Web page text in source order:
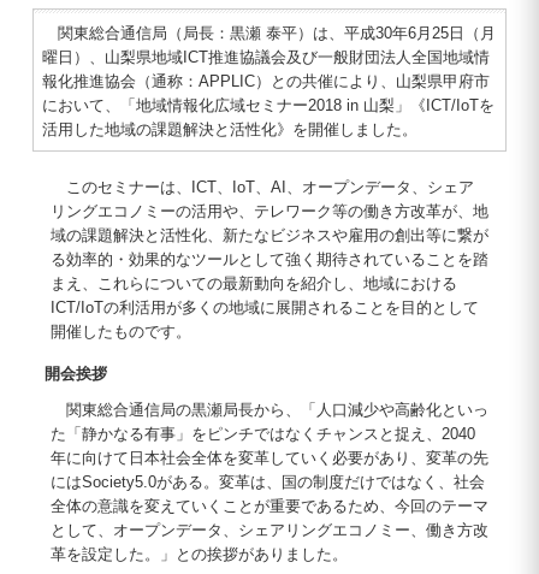
関東総合通信局（局長：黒瀬 泰平）は、平成30年6月25日（月
曜日）、山梨県地域ICT推進協議会及び一般財団法人全国地域情
報化推進協会（通称：APPLIC）との共催により、山梨県甲府市
において、「地域情報化広域セミナー2018 in 山梨」《ICT/IoTを
活用した地域の課題解決と活性化》を開催しました。
このセミナーは、ICT、IoT、AI、オープンデータ、シェア
リングエコノミーの活用や、テレワーク等の働き方改革が、地
域の課題解決と活性化、新たなビジネスや雇用の創出等に繋が
る効率的・効果的なツールとして強く期待されていることを踏
まえ、これらについての最新動向を紹介し、地域における
ICT/IoTの利活用が多くの地域に展開されることを目的として
開催したものです。
開会挨拶
関東総合通信局の黒瀬局長から、「人口減少や高齢化といっ
た「静かなる有事」をピンチではなくチャンスと捉え、2040
年に向けて日本社会全体を変革していく必要があり、変革の先
にはSociety5.0がある。変革は、国の制度だけではなく、社会
全体の意識を変えていくことが重要であるため、今回のテーマ
として、オープンデータ、シェアリングエコノミー、働き方改
革を設定した。」との挨拶がありました。